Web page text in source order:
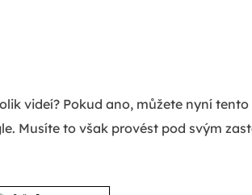
videí? Pokud ano, můžete nyní tento
Musíte to však provést pod svým